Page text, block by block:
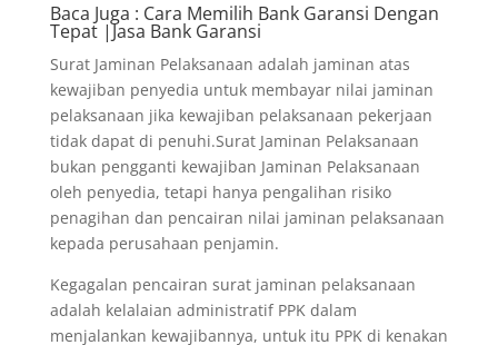
Baca Juga : Cara Memilih Bank Garansi Dengan
Tepat |Jasa Bank Garansi
Surat Jaminan Pelaksanaan adalah jaminan atas
kewajiban penyedia untuk membayar nilai jaminan
pelaksanaan jika kewajiban pelaksanaan pekerjaan
tidak dapat di penuhi.Surat Jaminan Pelaksanaan
bukan pengganti kewajiban Jaminan Pelaksanaan
oleh penyedia, tetapi hanya pengalihan risiko
penagihan dan pencairan nilai jaminan pelaksanaan
kepada perusahaan penjamin.
Kegagalan pencairan surat jaminan pelaksanaan
adalah kelalaian administratif PPK dalam
menjalankan kewajibannya, untuk itu PPK di kenakan